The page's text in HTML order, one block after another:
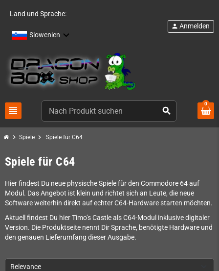
Land und Sprache:
Slowenien
view_headline search
person Anmelden
0
chevron_right Spiele chevron_right Spiele für C64
Spiele für C64
Hier findest Du neue physische Spiele für den Commodore 64 auf
Modul. Das Angebot ist klein und richtet sich an Leute, die neue
Software weiterhin direkt auf echter C64-Hardware starten möchten.
Aktuell findest Du hier Timo’s Castle als C64-Modul inklusive digitaler
Version. Die Produktseite nennt Dir Sprache, benötigte Hardware und
den genauen Lieferumfang dieser Ausgabe.
Relevance